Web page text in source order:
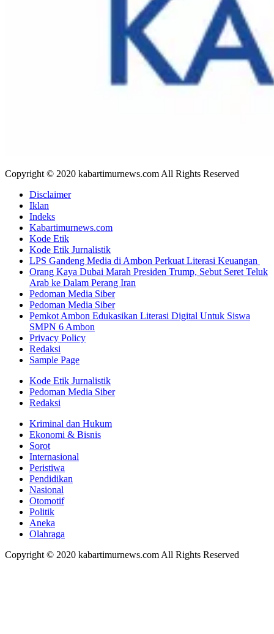
Copyright © 2020 kabartimurnews.com All Rights Reserved
Disclaimer
Iklan
Indeks
Kabartimurnews.com
Kode Etik
Kode Etik Jurnalistik
LPS Gandeng Media di Ambon Perkuat Literasi Keuangan
Orang Kaya Dubai Marah Presiden Trump, Sebut Seret Teluk
Arab ke Dalam Perang Iran
Pedoman Media Siber
Pedoman Media Siber
Pemkot Ambon Edukasikan Literasi Digital Untuk Siswa
SMPN 6 Ambon
Privacy Policy
Redaksi
Sample Page
Kode Etik Jurnalistik
Pedoman Media Siber
Redaksi
Kriminal dan Hukum
Ekonomi & Bisnis
Sorot
Internasional
Peristiwa
Pendidikan
Nasional
Otomotif
Politik
Aneka
Olahraga
Copyright © 2020 kabartimurnews.com All Rights Reserved